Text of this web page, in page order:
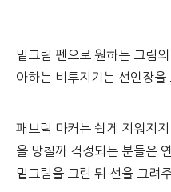
밑그림 펜으로 원하는 그림
아하는 비투지기는 선인장을
패브릭 마커는 쉽게 지워지
을 망칠까 걱정되는 분들은
밑그림을 그린 뒤 선을 그려